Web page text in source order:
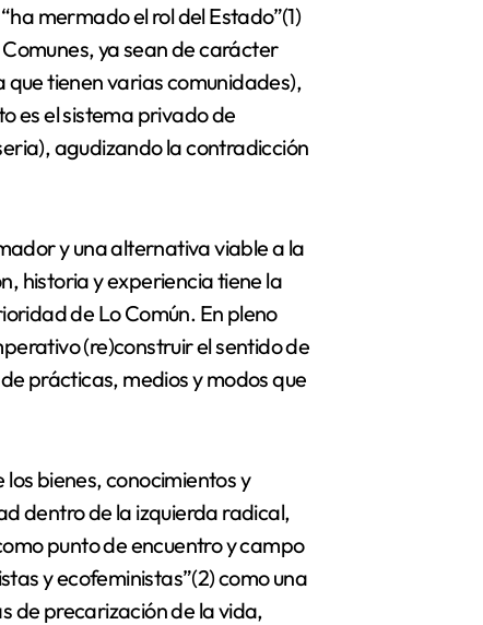
mermado el rol del Estado”(1)
ya sean de carácter
que tienen varias comunidades),
es el sistema privado de
agudizando la contradicción
y una alternativa viable a la
historia y experiencia tiene la
de Lo Común. En pleno
(re)construir el sentido de
prácticas, medios y modos que
bienes, conocimientos y
dentro de la izquierda radical,
punto de encuentro y campo
y ecofeministas”(2) como una
de precarización de la vida,